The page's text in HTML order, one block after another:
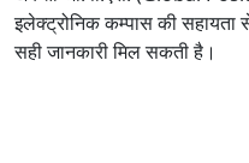
इलेक्ट्रोनिक कम्पास की
सही जानकारी मिल सकती है।